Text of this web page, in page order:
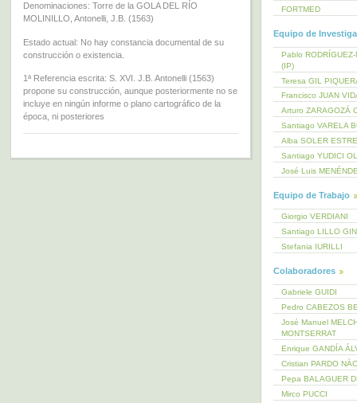
Denominaciones: Torre de la GOLA DEL RÍO
MOLINILLO, Antonelli, J.B. (1563)
Estado actual: No hay constancia documental de su
construcción o existencia.
1ª Referencia escrita: S. XVI. J.B. Antonelli (1563)
propone su construcción, aunque posteriormente no se
incluye en ningún informe o plano cartográfico de la
época, ni posteriores
FORTMED
Equipo de
Pablo RODRÍGUEZ-
(IP)
Teresa GIL
Francisco JUAN
Arturo ZARAGOZÁ
Santiago VARELA
Alba SOLER
Santiago YUDICI
José Luis
Equipo de Trabajo
Giorgio VERDIANI
Santiago LILLO
Stefania IURILLI
Colaboradores
Gabriele GUIDI
Pedro CABEZOS
José Manuel
MONTSERRAT
Enrique GANDÍA
Cristian PARDO
Pepa BALAGUER
Mirco PUCCI